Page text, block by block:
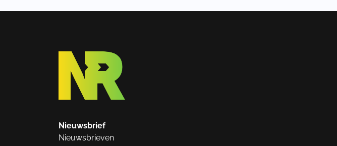
Nieuwsbrief
Nieuwsbrieven